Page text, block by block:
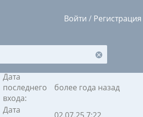
Войти / Регистрация
Анна
Дата
последнего
входа:
более года назад
Дата